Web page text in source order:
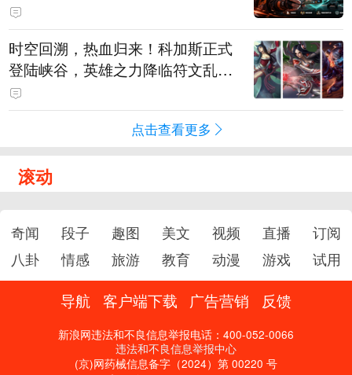
时空回溯，热血归来！科加斯正式
登陆峡谷，英雄之力降临符文乱
斗！
点击查看更多
滚动
奇闻 段子 趣图 美文 视频 直播
订阅
八卦
情感 旅游 教育 动漫 游戏 试用
导航 客户端下载 广告营销 反馈
新浪网违法和不良信息举报电话：400-052-0066
违法和不良信息举报中心
(京)网药械信息备字（2024）第 00220 号